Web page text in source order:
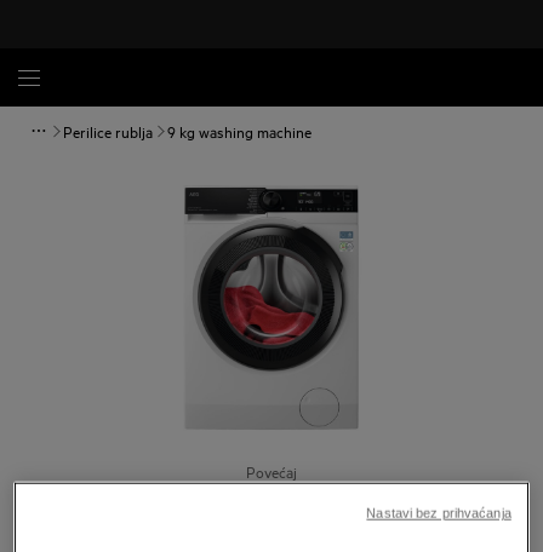
Perilice rublja 9 kg washing machine
Povećaj
Nastavi bez prihvaćanja